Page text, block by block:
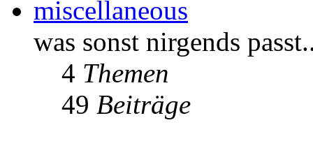
miscellaneous
was sonst nirgends
4 Themen
49 Beiträge